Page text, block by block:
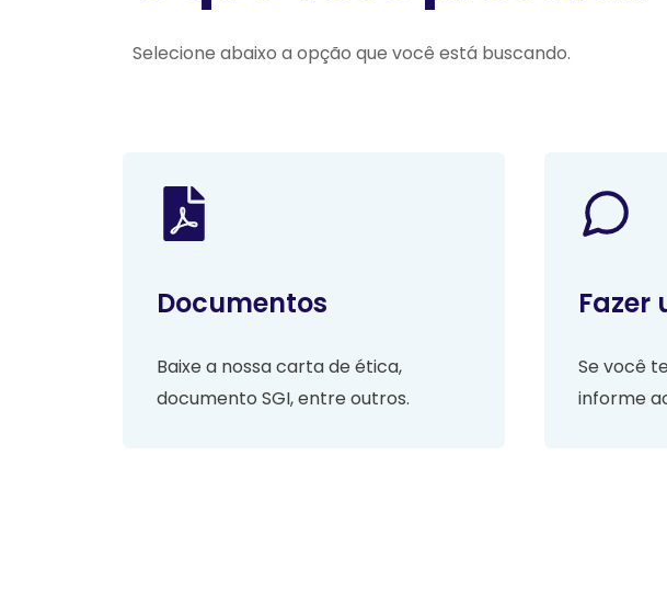
Selecione abaixo a opção que você está buscando.
Documentos
Baixe a nossa carta de ética,
documento SGI, entre outros.
Fazer
Se você
informe